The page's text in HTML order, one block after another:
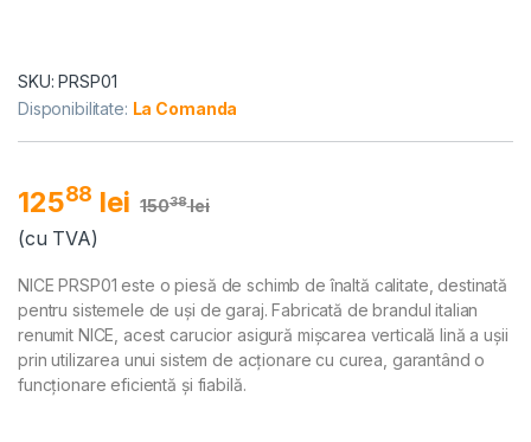
SKU: PRSP01
Disponibilitate: La Comanda
12588 lei 15038 lei
(cu TVA)
NICE PRSP01 este o piesă de schimb de înaltă calitate, destinată
pentru sistemele de uși de garaj. Fabricată de brandul italian
renumit NICE, acest carucior asigură mișcarea verticală lină a ușii
prin utilizarea unui sistem de acționare cu curea, garantând o
funcționare eficientă și fiabilă.